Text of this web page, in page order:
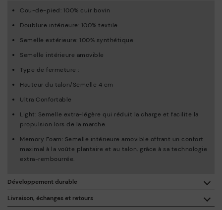
Cou-de-pied: 100% cuir bovin
Doublure intérieure: 100% textile
Semelle extérieure: 100% synthétique
Semelle intérieure amovible
Type de fermeture :
Hauteur du talon/Semelle 4 cm
Ultra Confortable
Light: Semelle extra-légère qui réduit la charge et facilite la
propulsion lors de la marche.
Memory Foam: Semelle intérieure amovible offrant un confort
maximal à la voûte plantaire et au talon, grâce à sa technologie
extra-rembourrée.
Livraison, échanges et retours
Développement durable
En achetant ce produit, vous soutenez une fabrication éco-
responsable du cuir via le Leather Working Group.